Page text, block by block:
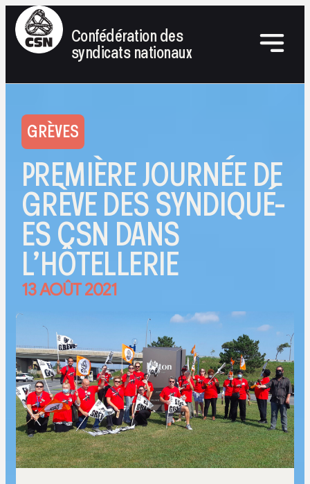
Confédération des
syndicats nationaux
GRÈVES
PREMIÈRE JOURNÉE DE
GRÈVE DES SYNDIQUÉ-
ES CSN DANS
L’HÔTELLERIE
13 AOÛT 2021